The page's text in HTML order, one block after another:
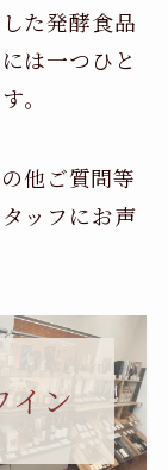
た発酵食品
は一つひと
。
他ご質問等
ッフにお声
イン